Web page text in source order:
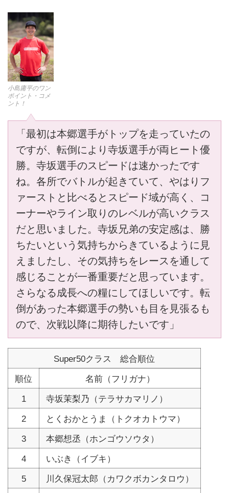
小島庸平のワン
ポイント・コメ
ント！
「最初は本郷選手がトップを走っていたの
ですが、転倒により寺坂選手が両ヒート優
勝。寺坂選手のスピードは速かったです
ね。各所でバトルが起きていて、やはりフ
ァーストと比べるとスピード域が高く、コ
ーナーやライン取りのレベルが高いクラス
だと思いました。寺坂兄弟の安定感は、勝
ちたいという気持ちからきているように見
えましたし、その気持ちをレースを通して
感じることが一番重要だと思っています。
さらなる成長への糧にしてほしいです。転
倒があった本郷選手の勢いも目を見張るも
ので、次戦以降に期待したいです」
Super50クラス 総合順位
順位
名前（フリガナ）
1
寺坂茉梨乃（テラサカマリノ）
2
とくおかとうま（トクオカトウマ）
3
本郷想丞（ホンゴウソウタ）
4
いぶき（イブキ）
5
川久保冠太郎（カワクボカンタロウ）